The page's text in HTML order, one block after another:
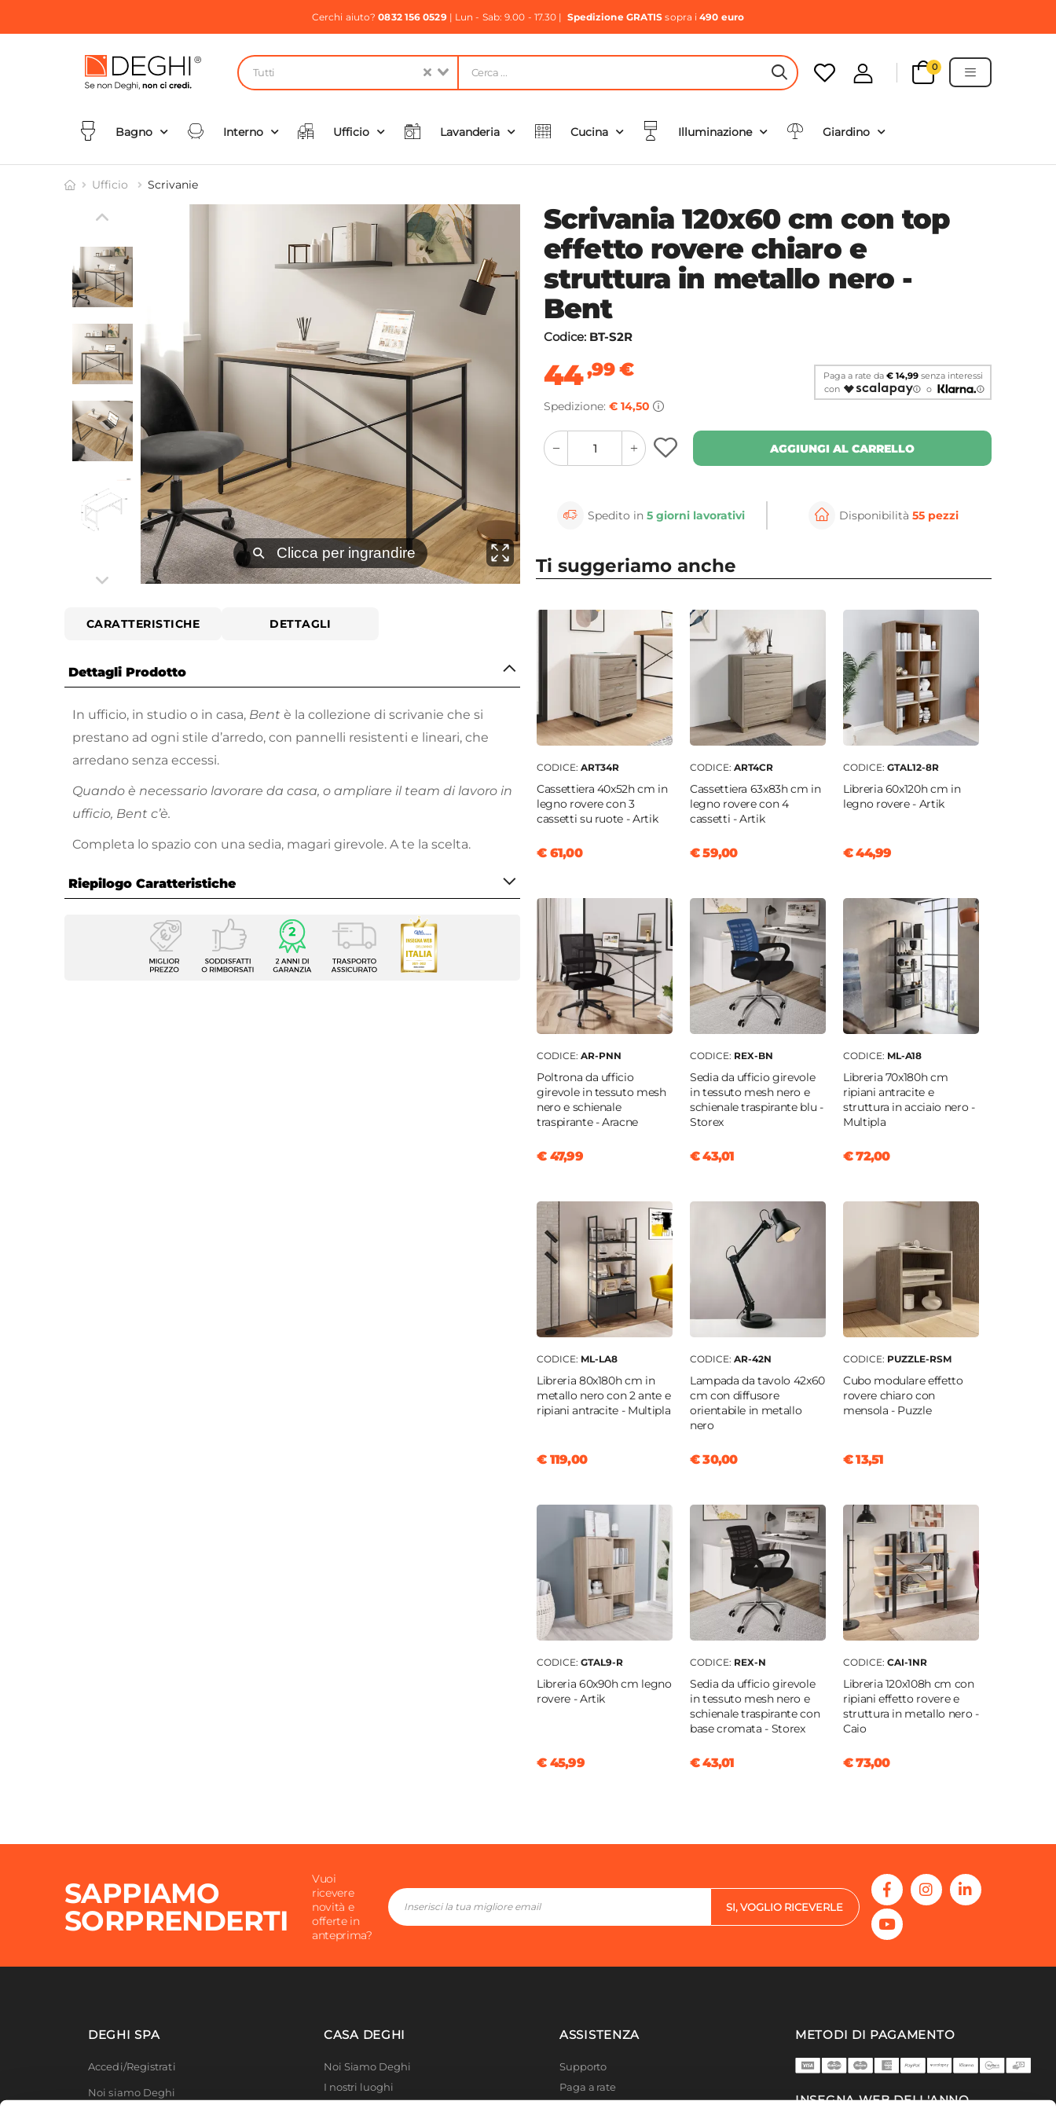
Cerchi aiuto?0832 156 0529| Lun - Sab: 9.00 - 17.30 | Spedizione GRATIS sopra i490 euro
Tutti HEADER SEARCH BUTTON
0
Bagno Interno Ufficio Lavanderia Cucina Illuminazione Giardino
Ufficio Scrivanie
⚲ Clicca per ingrandire ⚲
CARATTERISTICHE DETTAGLI
Dettagli Prodotto
In ufficio, in studio o in casa, Bent è la collezione di scrivanie che si
prestano ad ogni stile d’arredo, con pannelli resistenti e lineari, che
arredano senza eccessi.
Quando è necessario lavorare da casa, o ampliare il team di lavoro in
ufficio, Bent c’è.
Completa lo spazio con una sedia, magari girevole. A te la scelta.
Riepilogo Caratteristiche
Caratteristiche
Scrivania
Bent
Scrivania 120x60 cm con top
effetto rovere chiaro e
struttura in metallo nero -
Bent
Codice: BT-S2R
44,99€
Spedizione: € 14,50
Paga a rate da € 14,99senza interessi
con
o
quantity
button
quantity
minus
button
AGGIUNGI AL CARRELLO
Spedito in5 giorni lavorativi Disponibilità 55 pezzi
Ti suggeriamo anche
CODICE: ART34R
Cassettiera 40x52h cm in
legno rovere con 3
cassetti su ruote - Artik
€ 61,00
CODICE: ART4CR
Cassettiera 63x83h cm in
legno rovere con 4
cassetti - Artik
€ 59,00
CODICE: GTAL12-8R
Libreria 60x120h cm in
legno rovere - Artik
€ 44,99
CODICE: AR-PNN
Poltrona da ufficio
girevole in tessuto mesh
nero e schienale
traspirante - Aracne
€ 47,99
CODICE: REX-BN
Sedia da ufficio girevole
in tessuto mesh nero e
schienale traspirante blu -
Storex
€ 43,01
CODICE: ML-A18
Libreria 70x180h cm
ripiani antracite e
struttura in acciaio nero -
Multipla
€ 72,00
CODICE: ML-LA8
Libreria 80x180h cm in
metallo nero con 2 ante e
ripiani antracite - Multipla
€ 119,00
CODICE: AR-42N
Lampada da tavolo 42x60
cm con diffusore
orientabile in metallo
nero
€ 30,00
CODICE: PUZZLE-RSM
Cubo modulare effetto
rovere chiaro con
mensola - Puzzle
€ 13,51
CODICE: GTAL9-R
Libreria 60x90h cm legno
rovere - Artik
€ 45,99
CODICE: REX-N
Sedia da ufficio girevole
in tessuto mesh nero e
schienale traspirante con
base cromata - Storex
€ 43,01
CODICE: CAI-1NR
Libreria 120x108h cm con
ripiani effetto rovere e
struttura in metallo nero -
Caio
€ 73,00
SAPPIAMO
SORPRENDERTI
Vuoi
ricevere
novità e
offerte in
anteprima?
SI, VOGLIO RICEVERLE
DEGHI SPA
Accedi/Registrati
Noi siamo Deghi
CASA DEGHI
Noi Siamo Deghi
I nostri luoghi
ASSISTENZA
Supporto
Paga a rate
METODI DI PAGAMENTO
INSEGNA WEB DELL'ANNO